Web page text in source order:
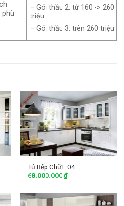
phù
– Gói thầu 2: từ 160 -> 260
triệu
– Gói thầu 3: trên 260 triệu
Tủ Bếp Chữ L 04
68.000.000₫